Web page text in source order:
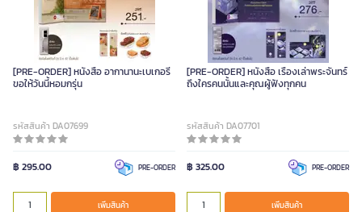
[PRE-ORDER] หนังสือ อากานานะเบเกอรี
ขอให้วันนี้หอมกรุ่น
รหัสสินค้า DA07699
฿ 295.00 PRE-ORDER
เพิ่มสินค้า
[PRE-ORDER] หนังสือ เรื่องเล่าพระจันทร์
ถึงใครคนนั้นและคุณผู้ฟังทุกคน
รหัสสินค้า DA07701
฿ 325.00 PRE-ORDER
เพิ่มสินค้า